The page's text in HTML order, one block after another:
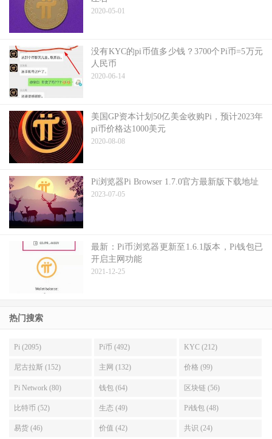
2020-05-01
没有KYC的pi币值多少钱？3700个Pi币=5万元
人民币
2020-06-14
美国GP资本计划50亿美金收购Pi，预计2023年
pi币价格达1000美元
2020-08-08
Pi浏览器Pi Browser 1.7.0官方最新版下载地址
2023-07-05
最新：Pi币浏览器更新至1.6.1版本，Pi钱包已
开启主网功能
2021-12-25
热门搜索
Pi (2095) Pi币 (492) KYC (212)
尼古拉斯 (152) 主网 (132) 价格 (99)
Pi Network (80) 钱包 (64) 区块链 (56)
比特币 (52) 生态 (49) Pi钱包 (48)
易货 (46) 价值 (42) 共识 (24)